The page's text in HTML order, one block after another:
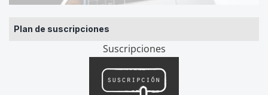
Plan de suscripciones
Suscripciones